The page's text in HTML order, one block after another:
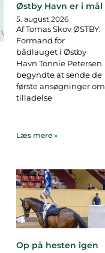
Østby Havn er i mål
5. august 2026
Af Tomas Skov ØSTBY:
Formand for
bådlauget i Østby
Havn Tonnie Petersen
begyndte at sende de
første ansøgninger om
tilladelse
Læs mere »
Op på hesten igen